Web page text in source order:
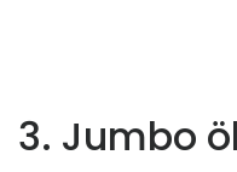
3. Jumbo